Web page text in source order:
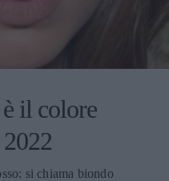
il colore
si chiama biondo